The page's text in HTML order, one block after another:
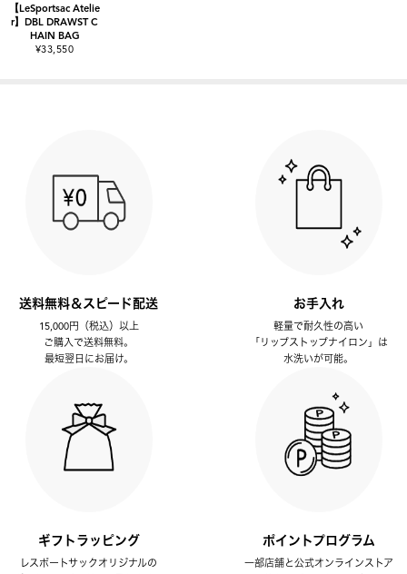
【LeSportsac Atelie
r】DBL DRAWST C
HAIN BAG
¥33,550
送料無料＆スピード配送
15,000円（税込）以上
ご購入で送料無料。
最短翌日にお届け。
お手入れ
軽量で耐久性の高い
「リップストップナイロン」は
水洗いが可能。
ギフトラッピング
レスポートサックオリジナルの
ポイントプログラム
一部店舗と公式オンラインストア